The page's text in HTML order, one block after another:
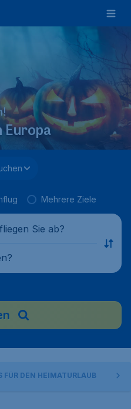
Europa
Mehrere Ziele
Sie ab?
FÜR DEN HEIMATURLAUB